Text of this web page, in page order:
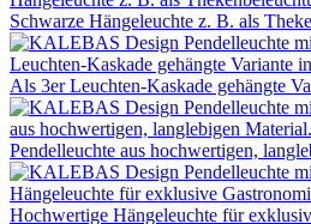
Schwarze Hängeleuchte z. B. als
Als 3er Leuchten-Kaskade gehängte
Pendelleuchte aus hochwertigen,
Hochwertige Hängeleuchte für